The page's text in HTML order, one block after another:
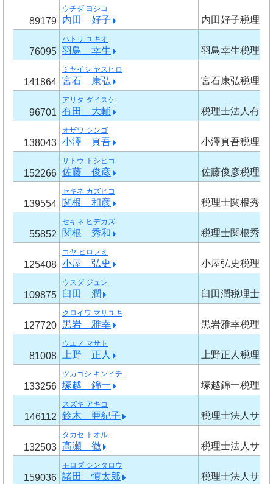
89179
ウチダ ヨシコ
内田 好子 内田好子税理士
76095
ハトリ ユキオ
羽鳥 幸生 羽鳥幸生税理士
141864
ミヤイシ ヤスヒロ
宮石 康弘 宮石康弘税理士
96701
アリタ ダイスケ
有田 大輔 税理士法人有田
138043
オザワ シンゴ
小澤 真吾 小澤真吾税理士
152266
サトウ トシヒコ
佐藤 俊彦 佐藤俊彦税理士
139554
セキネ カズヒコ
関根 和彦 税理士関根秀和
55852
セキネ ヒデカズ
関根 秀和 税理士関根秀和
125408
コヤ ヒロフミ
小屋 弘史 小屋弘史税理士
109875
ウスダ ジュン
臼田 潤 臼田潤税理士事
127720
クロイワ マサユキ
黒岩 雅幸 黒岩雅幸税理士
81008
ウエノ マサト
上野 正人 上野正人税理士
133256
ツカゴシ キンイチ
塚越 錦一 塚越錦一税理士
146112
スズキ アキコ
鈴木 亜紀子 税理士法人サ
132503
タカセ トオル
髙瀬 徹 税理士法人サ
159036
モロダ シンタロウ
諸田 慎太郎 税理士法人サ